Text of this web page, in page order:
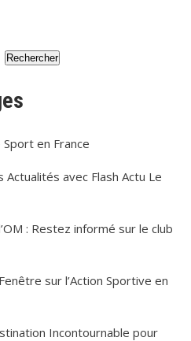
Rechercher
en France
avec Flash Actu Le
: Restez informé sur le club
sur l’Action Sportive en
Incontournable pour